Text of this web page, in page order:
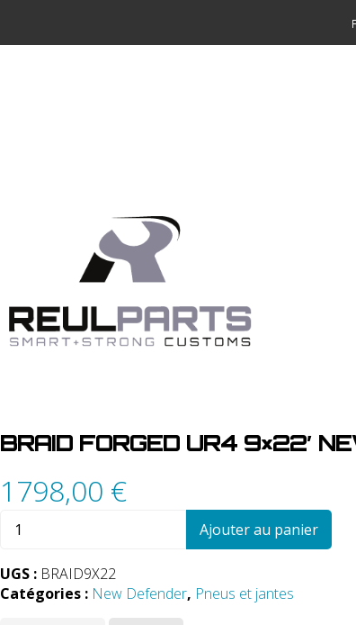
BRAID FORGED UR4 9×22′
1798,00 €
FORGED
UR4
Ajouter au panier
UGS : BRAID9X22
Catégories : New Defender, Pneus et jantes